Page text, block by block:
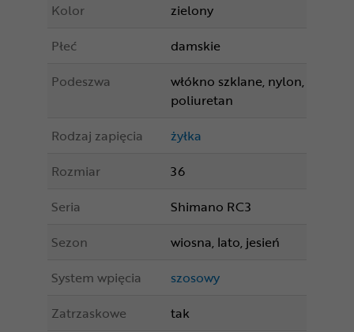
Kolor
zielony
Płeć
damskie
Podeszwa
włókno szklane, nylon,
poliuretan
Rodzaj zapięcia
żyłka
Rozmiar
36
Seria
Shimano RC3
Sezon
wiosna, lato, jesień
System wpięcia
szosowy
Zatrzaskowe
tak